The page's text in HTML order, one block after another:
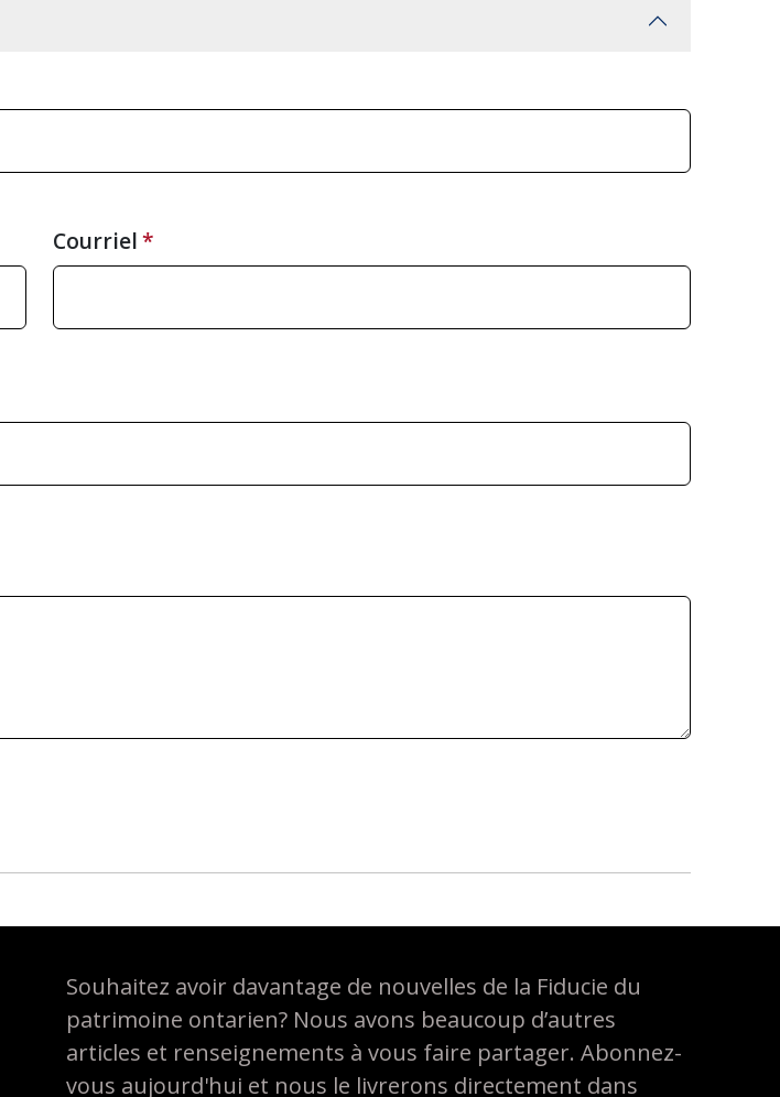
Courriel
Souhaitez avoir davantage de nouvelles de la Fiducie du
patrimoine ontarien? Nous avons beaucoup d’autres
articles et renseignements à vous faire partager. Abonnez-
vous aujourd'hui et nous le livrerons directement dans